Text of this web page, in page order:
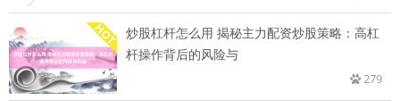
炒股杠杆怎么用 揭秘主力配资炒股策略：高杠
杆操作背后的风险与
279